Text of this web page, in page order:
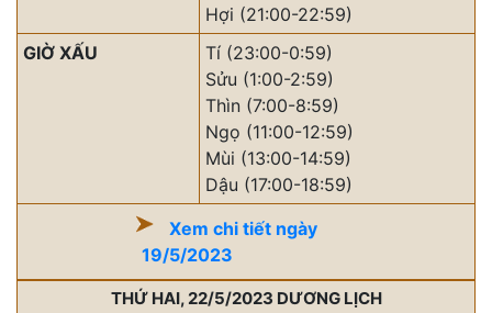
Hợi (21:00-22:59)
GIỜ XẤU
Tí (23:00-0:59)
Sửu (1:00-2:59)
Thìn (7:00-8:59)
Ngọ (11:00-12:59)
Mùi (13:00-14:59)
Dậu (17:00-18:59)
Xem chi tiết ngày
19/5/2023
THỨ HAI, 22/5/2023 DƯƠNG LỊCH